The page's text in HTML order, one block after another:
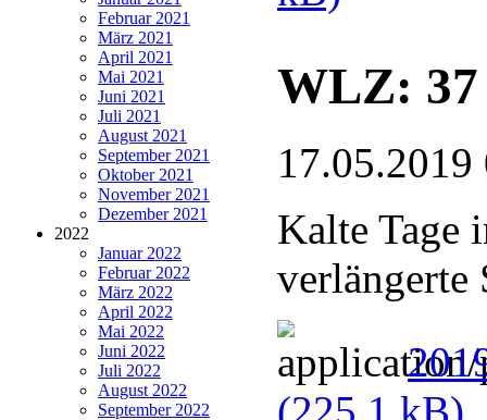
Februar 2021
März 2021
April 2021
Mai 2021
Juni 2021
Juli 2021
August 2021
September 2021
Oktober 2021
November 2021
Dezember 2021
2022
Januar 2022
Februar 2022
März 2022
April 2022
Mai 2022
Juni 2022
Juli 2022
August 2022
September 2022
WLZ: 37
17.05.2019
Kalte Tage
verlängerte